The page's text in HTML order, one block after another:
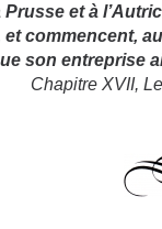
et à
commencent,
son entreprise
Chapitre XVII,